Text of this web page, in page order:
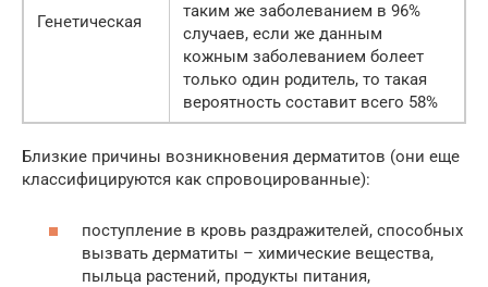
Генетическая
таким же заболеванием в 96%
случаев, если же данным
кожным заболеванием болеет
только один родитель, то такая
вероятность составит всего 58%
Близкие причины возникновения дерматитов (они еще
классифицируются как спровоцированные):
поступление в кровь раздражителей, способных
вызвать дерматиты – химические вещества,
пыльца растений, продукты питания,